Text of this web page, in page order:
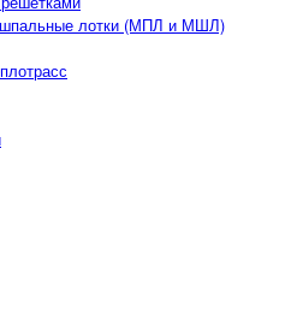
лотки (МПЛ и МШЛ)